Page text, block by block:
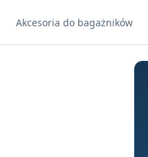
Akcesoria do bagażników